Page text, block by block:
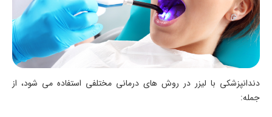
دندانپزشکی با لیزر در روش‌ های درمانی مختلفی استفاده می‌ شود، از
جمله: